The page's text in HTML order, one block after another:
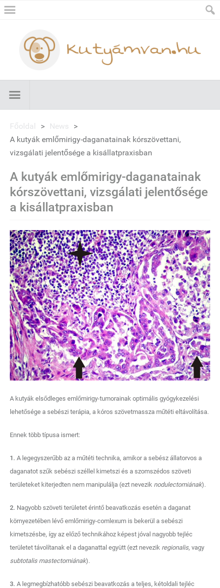
Főoldal > News
>
A kutyák emlőmirigy-daganatainak kórszövettani,
vizsgálati jelentősége a kisállatpraxisban
A kutyák emlőmirigy-daganatainak
kórszövettani, vizsgálati jelentősége
a kisállatpraxisban
A kutyák elsődleges emlőmirigy-tumorainak optimális gyógykezelési
lehetősége a sebészi terápia, a kóros szövetmassza műtéti eltávolítása.
Ennek több típusa ismert:
1. A legegyszerűbb az a műtéti technika, amikor a sebész állatorvos a
daganatot szűk sebészi széllel kimetszi és a szomszédos szöveti
területeket kiterjedten nem manipulálja (ezt nevezik nodulectomiának).
2. Nagyobb szöveti területet érintő beavatkozás esetén a daganat
környezetében lévő emlőmirigy-comlexum is bekerül a sebészi
kimetszésbe, így az előző technikához képest jóval nagyobb tejléc
területet távolítanak el a daganattal együtt (ezt nevezik regionalis, vagy
subtotalis mastectomiának).
3. A legmegbízhatóbb sebészi beavatkozás a teljes, kétoldali tejléc